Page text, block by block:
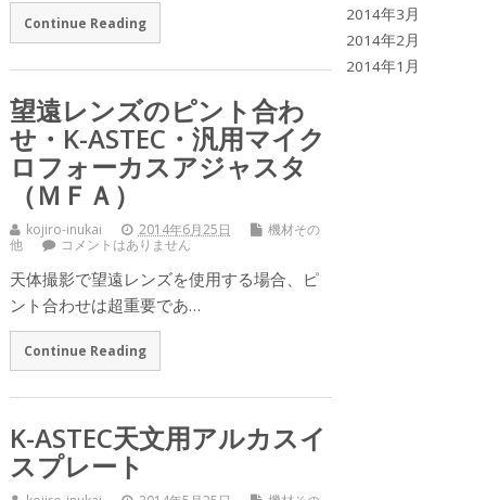
Continue Reading
望遠レンズのピント合わ
せ・K-ASTEC・汎用マイク
ロフォーカスアジャスタ
（ＭＦＡ）
kojiro-inukai 2014年6月25日
機材その
他
コメントはありません
天体撮影で望遠レンズを使用する場合、ピ
ント合わせは超重要であ…
Continue Reading
K-ASTEC天文用アルカスイ
スプレート
2014年3月
2014年2月
2014年1月